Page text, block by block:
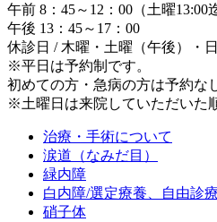
午前 8：45～12：00（土曜13:00
午後 13：45～17：00
休診日 / 木曜・土曜（午後）・
※平日は予約制です。
初めての方・急病の方は予約な
※土曜日は来院していただいた
治療・手術について
涙道（なみだ目）
緑内障
白内障/選定療養、自由診
硝子体